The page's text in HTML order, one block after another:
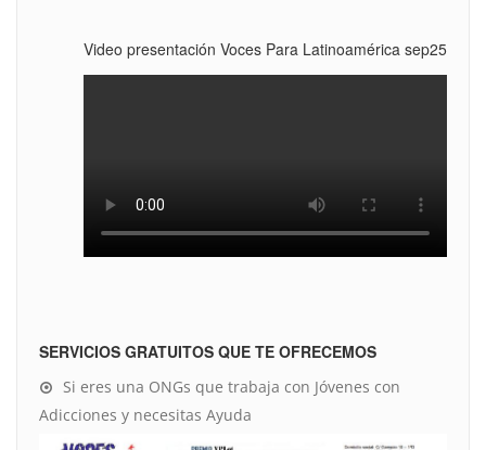
Video presentación Voces Para Latinoamérica sep25
SERVICIOS GRATUITOS QUE TE OFRECEMOS
Si eres una ONGs que trabaja con Jóvenes con
Adicciones y necesitas Ayuda